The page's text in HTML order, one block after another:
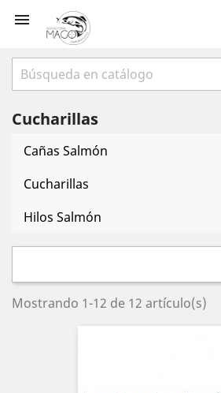

Cucharillas
Cañas Salmón
Cucharillas
Hilos Salmón
Mostrando 1-12 de 12 artículo(s)